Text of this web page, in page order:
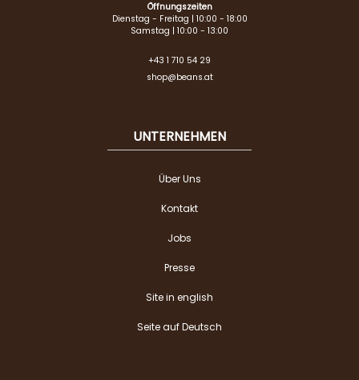
Öffnungszeiten
Dienstag - Freitag | 10:00 - 18:00
Samstag | 10:00 - 13:00
+43 1 710 54 29
shop@beans.at
UNTERNEHMEN
Über Uns
Kontakt
Jobs
Presse
Site in english
Seite auf Deutsch